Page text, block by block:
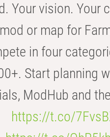
Your vision.
or map for
in four
Start planning
ModHub and
https://t.co/